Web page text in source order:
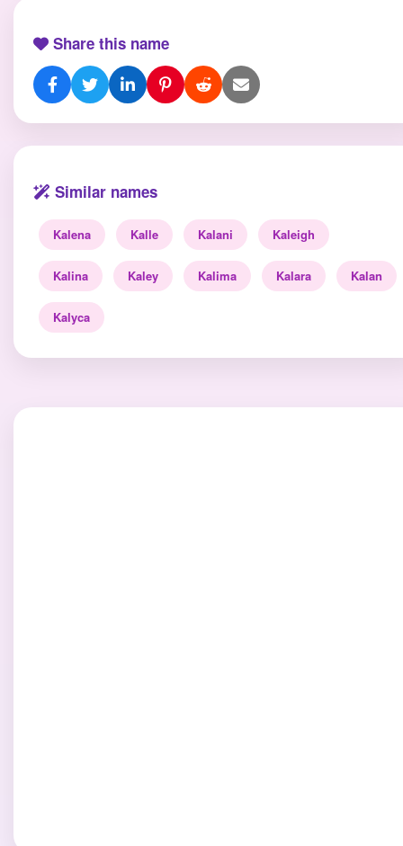
Share this name
Similar names
Kalena Kalle Kalani Kaleigh
Kalina Kaley Kalima Kalara Kalan
Kalyca